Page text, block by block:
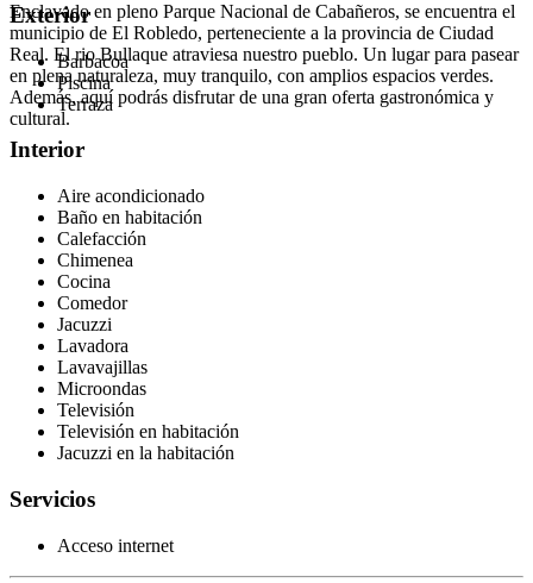
Enclavado en pleno Parque Nacional de Cabañeros, se encuentra el
municipio de El Robledo, perteneciente a la provincia de Ciudad
Real. El rio Bullaque atraviesa nuestro pueblo. Un lugar para pasear
en plena naturaleza, muy tranquilo, con amplios espacios verdes.
Además, aquí podrás disfrutar de una gran oferta gastronómica y
cultural.
Exterior
Barbacoa
Piscina
Terraza
Interior
Aire acondicionado
Baño en habitación
Calefacción
Chimenea
Cocina
Comedor
Jacuzzi
Lavadora
Lavavajillas
Microondas
Televisión
Televisión en habitación
Jacuzzi en la habitación
Servicios
Acceso internet